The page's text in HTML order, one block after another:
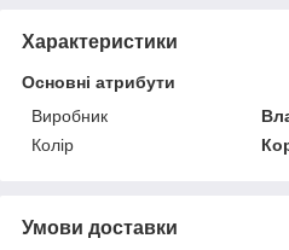
Характеристики
Основні атрибути
Виробник
Колір
Умови доставки